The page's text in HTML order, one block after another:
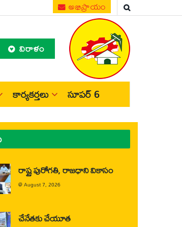
అభిప్రాయం
విరాళం
కార్యకర్తలు సూపర్ 6
రాష్ట్ర పురోగతి, రాజధాని వికాసం
@August 7, 2026
చేనేతకు చేయూత